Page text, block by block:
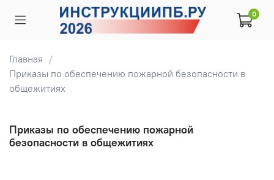
0
Главная
Приказы по обеспечению пожарной безопасности в
общежитиях
Приказы по обеспечению пожарной
безопасности в общежитиях